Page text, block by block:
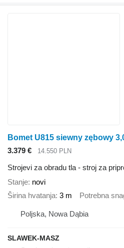
Bomet U815 siewny zębowy
3.379 €
14.550 PLN
Strojevi za obradu tla - stroj za
Stanje novi
Širina hvatanja 3 m Potrebna
Poljska, Nowa Dąbia
SLAWEK-MASZ